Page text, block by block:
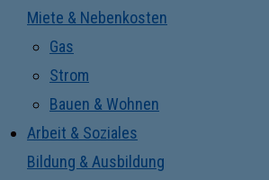
Miete & Nebenkosten
Gas
Strom
Bauen & Wohnen
Arbeit & Soziales
Bildung & Ausbildung